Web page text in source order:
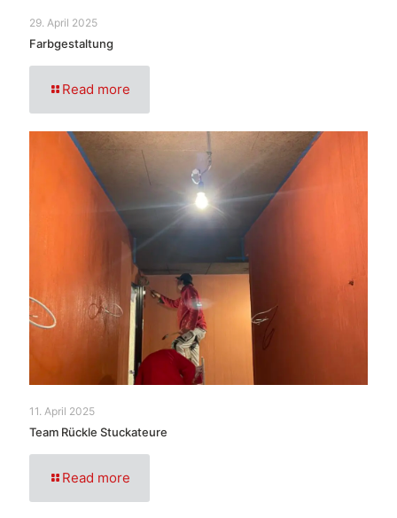
29. April 2025
Farbgestaltung
Read more
11. April 2025
Team Rückle Stuckateure
Read more